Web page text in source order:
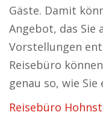
Gäste. Damit
Angebot, das Sie
Vorstellungen
Reisebüro
genau so, wie
Reisebüro